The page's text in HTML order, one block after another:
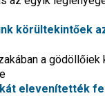
körültekintőek
a
elevenítették